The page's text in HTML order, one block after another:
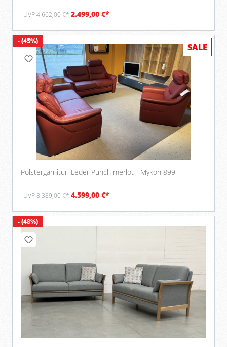
UVP 4.662,00 €*2.499,00 €*
- (45%)
Polstergarnitur, Leder Punch merlot - Mykon 899
UVP 8.389,00 €*4.599,00 €*
SALE
- (48%)